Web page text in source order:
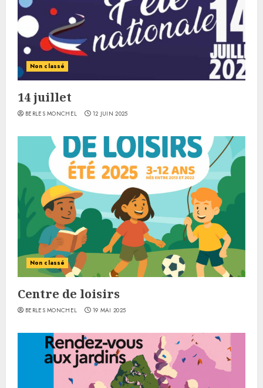
Non classé
14 juillet
BERLES MONCHEL 12 JUIN 2025
Non classé
Centre de loisirs
BERLES MONCHEL 19 MAI 2025